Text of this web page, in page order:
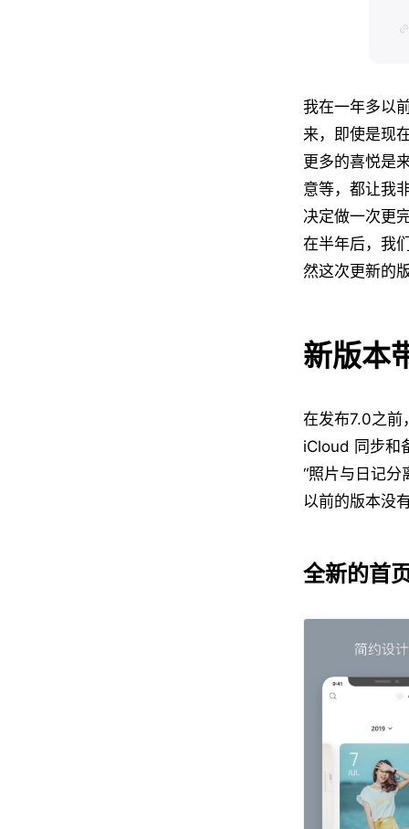
我在一年多以
来，即使是现
更多的喜悦是
意等，都让我
决定做一次更
在半年后，我
然这次更新的
新版本
在发布7.0之前
iCloud 同步和
“照片与日记
以前的版本没
全新的首